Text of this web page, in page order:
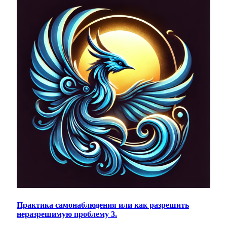
Практика самонаблюдения или как разрешить
неразрешимую проблему 3.